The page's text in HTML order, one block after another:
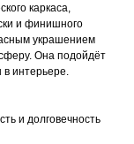
каркаса,
и финишного
украшением
Она подойдёт
в интерьере.
и долговечность